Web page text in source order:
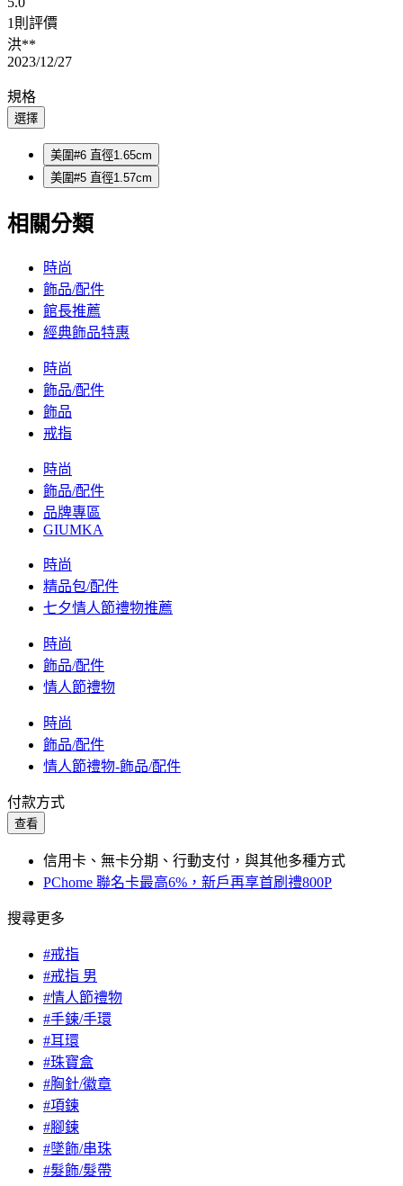
1則評價
洪**
2023/12/27
規格
選擇
美圍#6 直徑1.65cm
美圍#5 直徑1.57cm
相關分類
時尚
飾品/配件
館長推薦
經典飾品特惠
時尚
飾品/配件
飾品
戒指
時尚
飾品/配件
品牌專區
GIUMKA
時尚
精品包/配件
七夕情人節禮物推薦
時尚
飾品/配件
情人節禮物
時尚
飾品/配件
情人節禮物-飾品/配件
付款方式
查看
信用卡、無卡分期、行動支付，與其他多種方式
PChome 聯名卡最高6%，新戶再享首刷禮800P
搜尋更多
#戒指
#戒指 男
#情人節禮物
#手鍊/手環
#耳環
#珠寶盒
#胸針/徽章
#項鍊
#腳鍊
#墜飾/串珠
#髮飾/髮帶